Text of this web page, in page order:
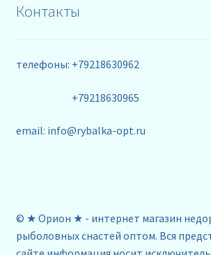
Контакты
телефоны: +79218630962
+79218630965
email: info@rybalka-opt.ru
© ★ Орион ★ - интернет магазин
рыболовных снастей оптом. Вся